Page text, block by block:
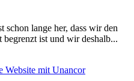
lange her, dass wir den
ist und wir deshalb...